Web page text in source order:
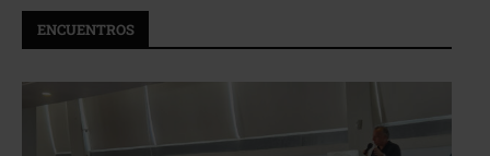
ENCUENTROS